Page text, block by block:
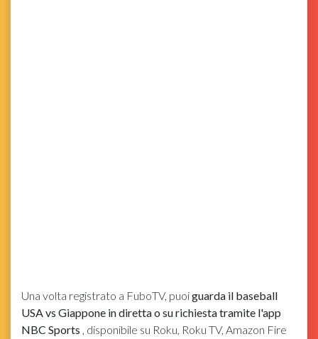
Una volta registrato a FuboTV, puoiguarda il baseball
USA vs Giappone in diretta o su richiesta tramite l'app
NBC Sports , disponibile su Roku, Roku TV, Amazon Fire